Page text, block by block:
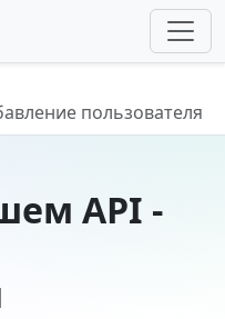
пользователя
API -